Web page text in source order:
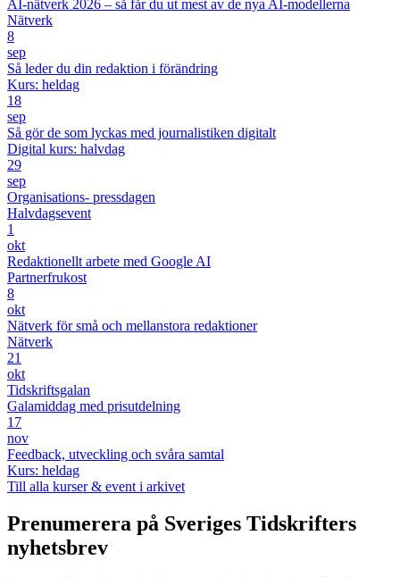
AI-nätverk 2026 – så får du ut mest av de nya AI-modellerna
Nätverk
8
sep
Så leder du din redaktion i förändring
Kurs: heldag
18
sep
Så gör de som lyckas med journalistiken digitalt
Digital kurs: halvdag
29
sep
Organisations- pressdagen
Halvdagsevent
1
okt
Redaktionellt arbete med Google AI
Partnerfrukost
8
okt
Nätverk för små och mellanstora redaktioner
Nätverk
21
okt
Tidskriftsgalan
Galamiddag med prisutdelning
17
nov
Feedback, utveckling och svåra samtal
Kurs: heldag
Till alla kurser & event i arkivet
Prenumerera på Sveriges Tidskrifters
nyhetsbrev